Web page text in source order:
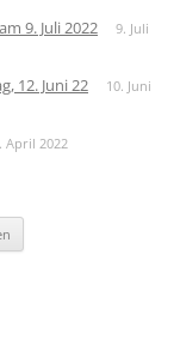
9. Juli 2022
9. Juli
12. Juni 22
10. Juni
April 2022